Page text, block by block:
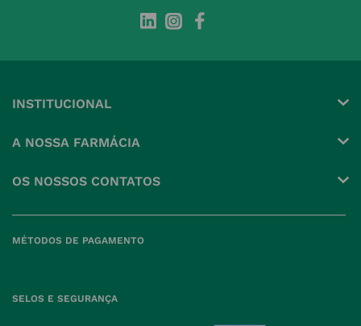
INSTITUCIONAL
A NOSSA FARMÁCIA
OS NOSSOS CONTATOS
MÉTODOS DE PAGAMENTO
SELOS E SEGURANÇA